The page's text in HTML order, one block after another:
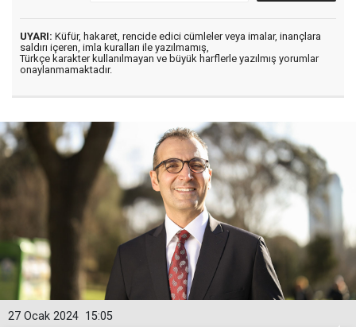
UYARI: Küfür, hakaret, rencide edici cümleler veya imalar, inançlara
saldırı içeren, imla kuralları ile yazılmamış,
Türkçe karakter kullanılmayan ve büyük harflerle yazılmış yorumlar
onaylanmamaktadır.
15:05
27 Ocak 2024